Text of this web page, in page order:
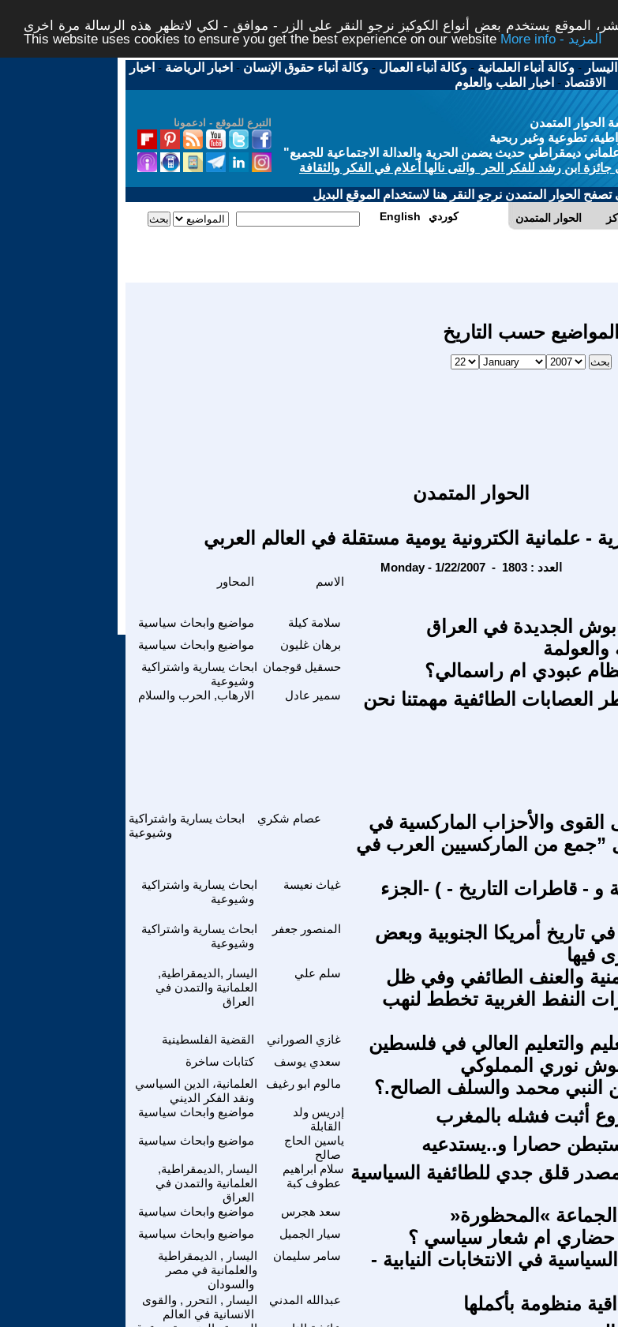
الموقع يستخدم بعض أنواع الكوكيز نرجو النقر على الزر - موافق - لكي لاتظهر هذه الرسالة مرة اخرى -
This website uses cookies to ensure you get the best experience on our website
More info - المزيد
-وكالة أنباء العلمانية -وكالة أنباء العمال -وكالة أنباء حقوق الإنسان - اخبار الرياضة - اخبار
الاقتصاد - اخبار الطب والعلوم
التبرع للموقع - ادعمونا
الحوار المتمدن
تطوعية وغير ربحية
ديمقراطي حديث يضمن الحرية والعدالة الاجتماعية للجميع"
ابن رشد للفكر الحر والتى نالها أعلام في الفكر والثقافة
الحوار المتمدن نرجو النقر هنا لاستخدام الموقع البديل
الحوار المتمدن English كوردي
المواضيع حسب التاريخ
الحوار المتمدن
- علمانية الكترونية يومية مستقلة في العالم العربي
Monday - 1/22/2007 - العدد : 1803
الاسم
مواضيع وابحاث سياسية سلامة كيلة بوش الجديدة في العراق
مواضيع وابحاث سياسية
برهان غليون والعولمة
ابحاث يسارية واشتراكية
وشيوعية
حسقيل قوجمان عبودي ام راسمالي؟
الارهاب, الحرب والسلام سمير عادل العصابات الطائفية مهمتنا نحن
ابحاث يسارية واشتراكية
وشيوعية
عصام شكري
القوى والأحزاب الماركسية في
”جمع من الماركسيين العرب في
ابحاث يسارية واشتراكية
وشيوعية
غياث نعيسة
- قاطرات التاريخ - ) -الجزء
ابحاث يسارية واشتراكية
وشيوعية
المنصور جعفر
تاريخ أمريكا الجنوبية وبعض
فيها
اليسار ,الديمقراطية,
العلمانية والتمدن في
العراق
سلم علي
والعنف الطائفي وفي ظل
النفط الغربية تخطط لنهب
القضية الفلسطينية غازي الصوراني والتعليم العالي في فلسطين
كتابات ساخرة
سعدي يوسف نوري المملوكي
العلمانية، الدين السياسي
ونقد الفكر الديني
مالوم ابو رغيف النبي محمد والسلف الصالح.؟
مواضيع وابحاث سياسية
إدريس ولد
القابلة
أثبت فشله بالمغرب
مواضيع وابحاث سياسية
ياسين الحاج
صالح
حصارا و..يستدعيه
اليسار ,الديمقراطية,
العلمانية والتمدن في
العراق
سلام ابراهيم
عطوف كبة
مصدر قلق جدي للطائفية السياسية
مواضيع وابحاث سياسية سعد هجرس الجماعة »المحظورة«
مواضيع وابحاث سياسية
سيار الجميل حضاري ام شعار سياسي ؟
اليسار , الديمقراطية
والعلمانية في مصر
والسودان
سامر سليمان
في الانتخابات النيابية -
اليسار , التحرر , والقوى
الانسانية في العالم
عبدالله المدني منظومة بأكملها